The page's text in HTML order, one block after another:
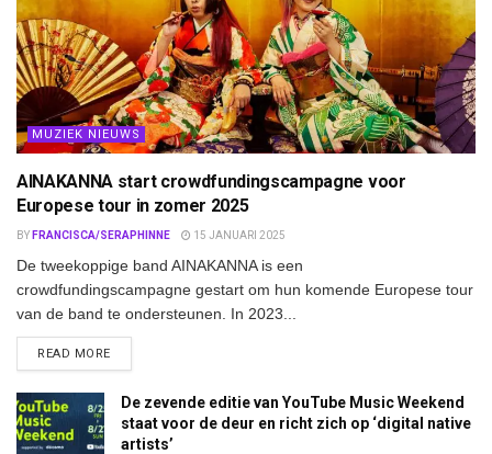
MUZIEK NIEUWS
AINAKANNA start crowdfundingscampagne voor
Europese tour in zomer 2025
BY FRANCISCA/SERAPHINNE 15 JANUARI 2025
De tweekoppige band AINAKANNA is een
crowdfundingscampagne gestart om hun komende Europese tour
van de band te ondersteunen. In 2023...
READ MOREDETAILS
De zevende editie van YouTube Music Weekend
staat voor de deur en richt zich op ‘digital native
artists’